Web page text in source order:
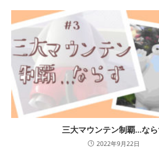
三大マウンテン制覇…な
2022年9月22日